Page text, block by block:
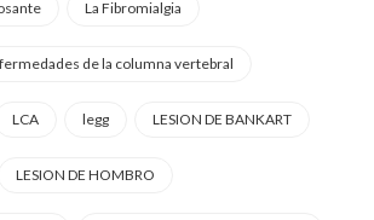
La Fibromialgia
de la columna vertebral
LCA legg LESION DE BANKART
LESION DE HOMBRO